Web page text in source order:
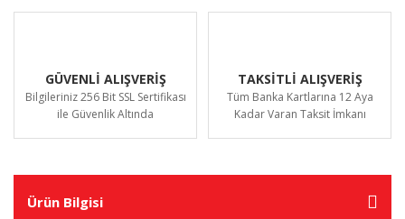
GÜVENLİ ALIŞVERİŞ
Bilgileriniz 256 Bit SSL Sertifikası
ile Güvenlik Altında
TAKSİTLİ ALIŞVERİŞ
Tüm Banka Kartlarına 12 Aya
Kadar Varan Taksit İmkanı
Ürün Bilgisi